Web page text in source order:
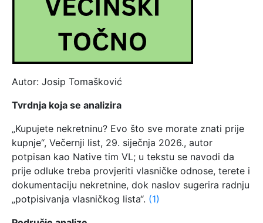
Autor: Josip Tomašković
Tvrdnja koja se analizira
„Kupujete nekretninu? Evo što sve morate znati prije
kupnje“, Večernji list, 29. siječnja 2026., autor
potpisan kao Native tim VL; u tekstu se navodi da
prije odluke treba provjeriti vlasničke odnose, terete i
dokumentaciju nekretnine, dok naslov sugerira radnju
„potpisivanja vlasničkog lista“. (1)